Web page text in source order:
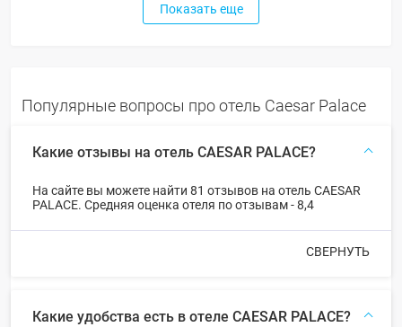
Показать еще
Популярные вопросы про отель Caesar Palace
Какие отзывы на отель CAESAR PALACE?
На сайте вы можете найти 81 отзывов на отель CAESAR
PALACE. Средняя оценка отеля по отзывам - 8,4
СВЕРНУТЬ
Какие удобства есть в отеле CAESAR PALACE?